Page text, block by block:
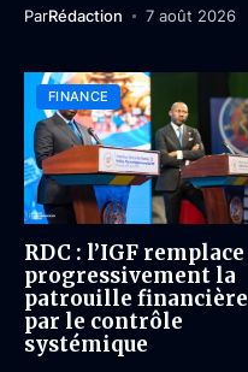
ParRédaction 7 août 2026
FINANCE
RDC : l’IGF remplace
progressivement la
patrouille financière
par le contrôle
systémique